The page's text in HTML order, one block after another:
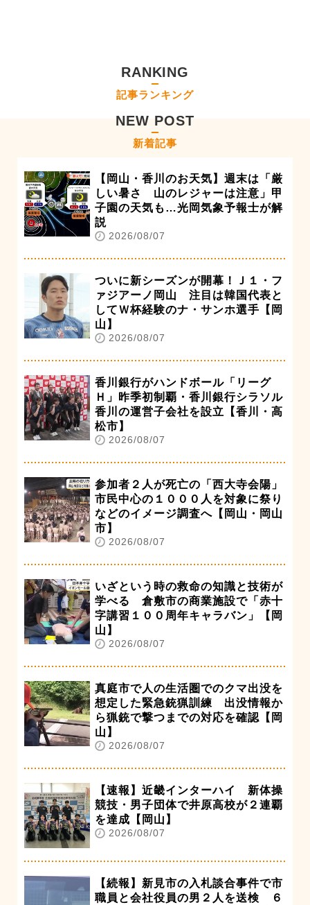
RANKING
記事ランキング
NEW POST
新着記事
【岡山・香川のお天気】週末は「厳
しい暑さ 山のレジャーは注意」甲
子園の天気も…光岡気象予報士が解
説
2026/08/07
ついに新シーズンが開幕！Ｊ１・フ
ァジアーノ岡山 注目は韓国代表と
してＷ杯経験のナ・サンホ選手【岡
山】
2026/08/07
香川銀行がハンドボール「リーグ
Ｈ」昨季初制覇・香川銀行シラソル
香川の運営子会社を設立【香川・高
松市】
2026/08/07
参加者２人が死亡の「西大寺会陽」
市民中心の１０００人を対象に祭り
などのイメージ調査へ【岡山・岡山
市】
2026/08/07
いざという時の救命の知識と技術が
学べる 倉敷市の商業施設で「赤十
字講習１００周年キャラバン」【岡
山】
2026/08/07
真庭市で人の生活圏でのクマ出没を
想定した緊急銃猟訓練 出没情報か
ら猟銃で撃つまでの対応を確認【岡
山】
2026/08/07
【速報】近畿インターハイ 新体操
競技・男子団体で井原高校が２連覇
を達成【岡山】
2026/08/07
【続報】新見市の入札談合事件で市
職員と会社役員の男２人を送検 ６